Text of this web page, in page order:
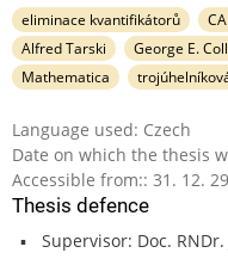
eliminace kvantifikátorů
Alfred Tarski
George E.
Mathematica
Language used: Czech
Date on which the thesis
Accessible from:: 31. 12.
Thesis defence
Supervisor: Doc. RNDr.